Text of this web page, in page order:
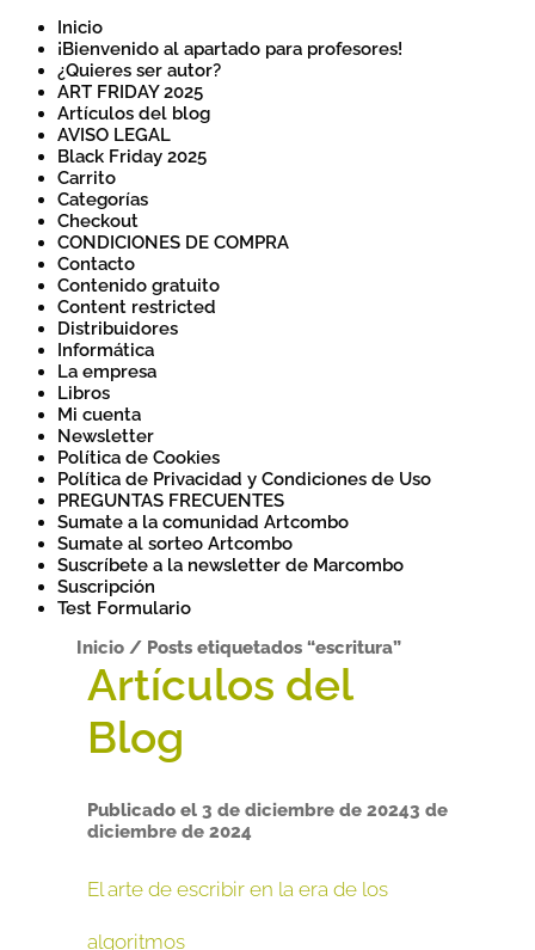
Inicio
¡Bienvenido al apartado para profesores!
¿Quieres ser autor?
ART FRIDAY 2025
Artículos del blog
AVISO LEGAL
Black Friday 2025
Carrito
Categorías
Checkout
CONDICIONES DE COMPRA
Contacto
Contenido gratuito
Content restricted
Distribuidores
Informática
La empresa
Libros
Mi cuenta
Newsletter
Política de Cookies
Política de Privacidad y Condiciones de Uso
PREGUNTAS FRECUENTES
Sumate a la comunidad Artcombo
Sumate al sorteo Artcombo
Suscríbete a la newsletter de Marcombo
Suscripción
Test Formulario
Inicio / Posts etiquetados “escritura”
Publicado el 3 de diciembre de 20243 de
diciembre de 2024
El arte de escribir en la era de los
algoritmos